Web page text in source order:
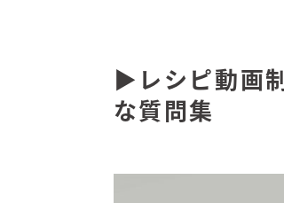
▶︎レシピ動画
な質問集